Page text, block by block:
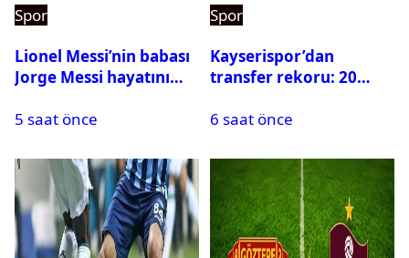
Spor
Lionel Messi’nin babası
Jorge Messi hayatını
5 saat önce
Spor
Kayserispor’dan
transfer rekoru: 20
6 saat önce